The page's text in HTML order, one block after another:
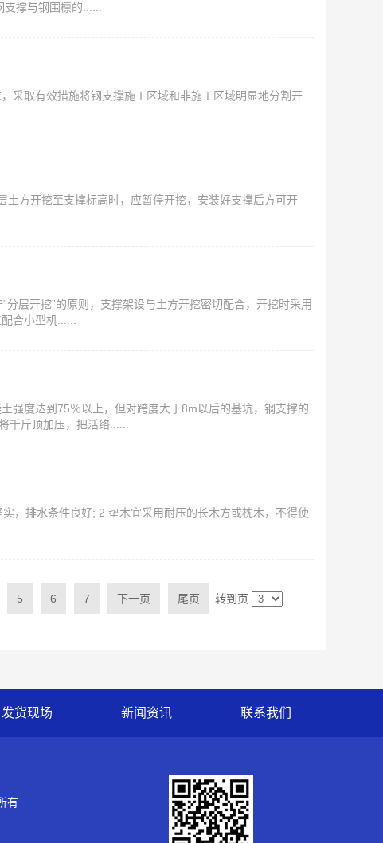
撑与钢围檩的......
采取有效措施将钢支撑施工区域和非施工区域明显地分割开
方开挖至支撑标高时，应暂停开挖，安装好支撑后方可开
层开挖”的原则，支撑架设与土方开挖密切配合，开挖时采用
合小型机......
强度达到75％以上，但对跨度大于8m以后的基坑，钢支撑的
千斤顶加压，把活络......
，排水条件良好; 2 垫木宜采用耐压的长木方或枕木，不得使
5 6 7 下一页 尾页 转到页
发货现场 新闻资讯 联系我们
有